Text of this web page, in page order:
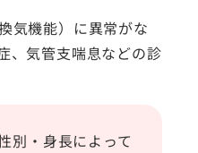
気機能）に異常がな
、気管支喘息などの診
別・身長によって